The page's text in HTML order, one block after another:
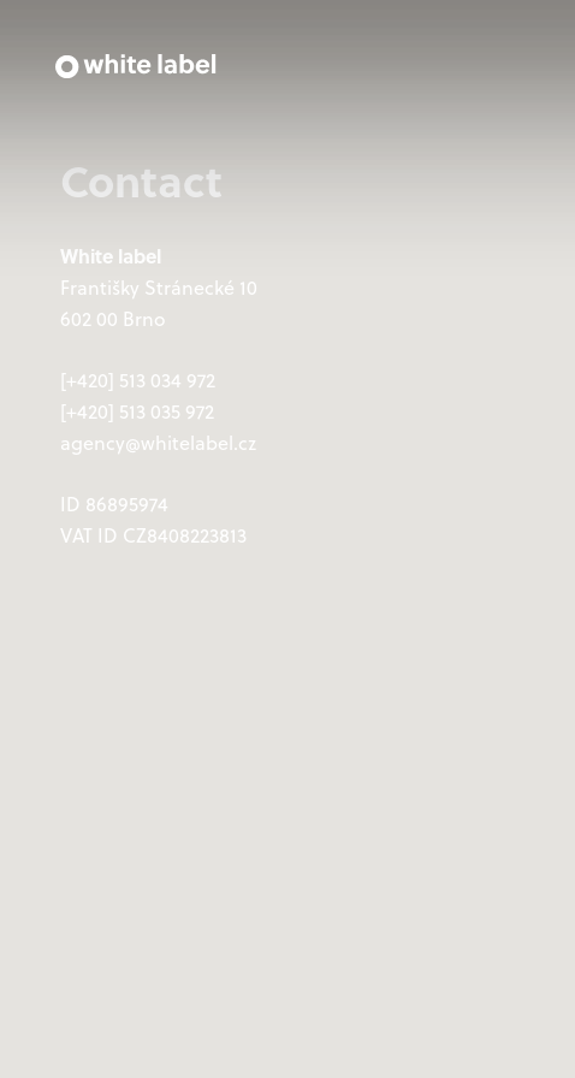
Contact
White label
Františky Stránecké 10
602 00 Brno
[+420] 513 034 972
[+420] 513 035 972
agency@whitelabel.cz
ID 86895974
VAT ID CZ8408223813